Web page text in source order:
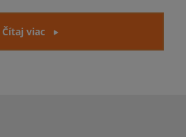
Čítaj viac